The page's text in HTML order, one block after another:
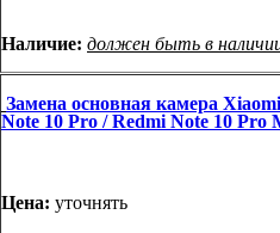
Наличие: должен быть в
Замена основная камера
Note 10 Pro / Redmi Note 10 Pro
Цена: уточнять